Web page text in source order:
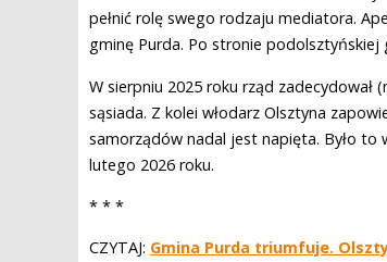
pełnić rolę swego rodzaju mediatora.
gminę Purda. Po stronie podolsztyńskiej
W sierpniu 2025 roku rząd
sąsiada. Z kolei włodarz Olsztyna
samorządów nadal jest napięta. Było
lutego 2026 roku.
* * *
CZYTAJ: Gmina Purda triumfuje.